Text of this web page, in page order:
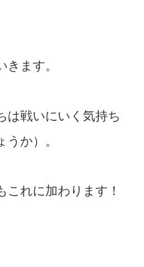
ます。
は戦いにいく気持ち
か）。
れに加わります！